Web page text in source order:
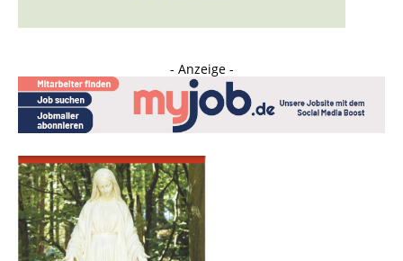
- Anzeige -